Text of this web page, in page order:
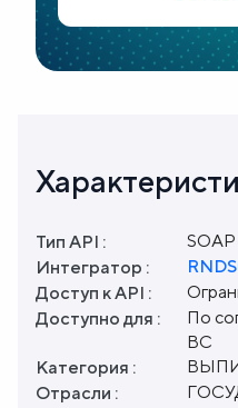
Тип API :
SOAP
Интегратор :
Доступ к API :
Доступно для :
По
ВС
Категория :
Отрасли :